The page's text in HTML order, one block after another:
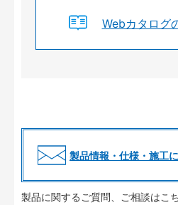
Webカタログ
製品情報・仕様・施工
製品に関するご質問、ご相談はこ